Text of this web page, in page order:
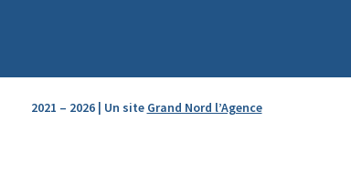
2021 – 2026 | Un site Grand Nord l’Agence